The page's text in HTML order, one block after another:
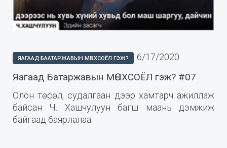
ЯАГААД БААТАРЖАВЫН МӨНХСОЁЛ ГЭЖ? 6/17/2020
Яагаад Батаржавын МӨНХСОЁЛ гэж? #07
Олон төсөл, судалгаан дээр хамтарч ажиллаж
байсан Ч. Хашчулуун багш маань дэмжиж
байгаад баярлалаа.